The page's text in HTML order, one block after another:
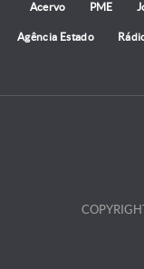
Acervo PME
Agência Estado